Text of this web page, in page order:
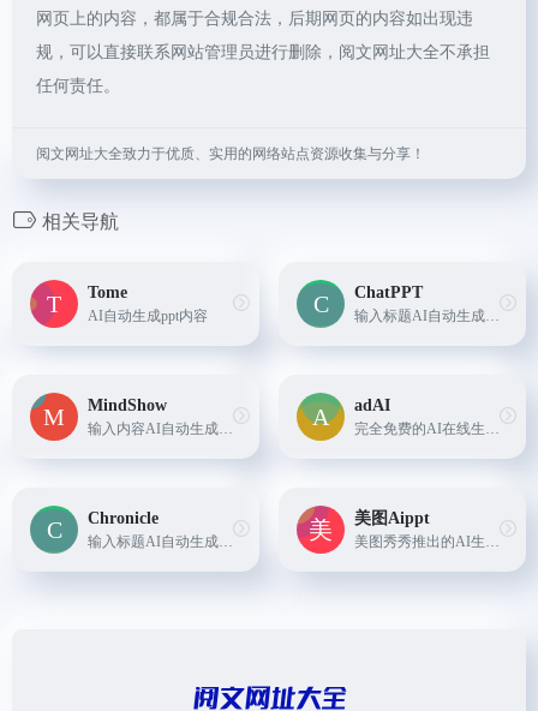
网页上的内容，都属于合规合法，后期网页的内容如出现违
规，可以直接联系网站管理员进行删除，阅文网址大全不承担
任何责任。
阅文网址大全致力于优质、实用的网络站点资源收集与分享！
相关导航
Tome
AI自动生成ppt内容
ChatPPT
输入标题AI自动生成PPT内容
MindShow
输入内容AI自动生成PPT内容
adAI
完全免费的AI在线生成ppt
Chronicle
输入标题AI自动生成PPT内容
美图Aippt
美图秀秀推出的AI生成PPT